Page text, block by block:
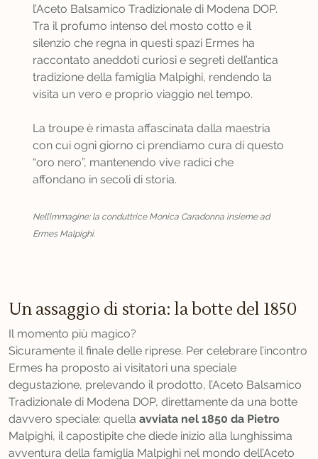
l’Aceto Balsamico Tradizionale di Modena DOP.
Tra il profumo intenso del mosto cotto e il
silenzio che regna in questi spazi Ermes ha
raccontato aneddoti curiosi e segreti dell’antica
tradizione della famiglia Malpighi, rendendo la
visita un vero e proprio viaggio nel tempo.
La troupe è rimasta affascinata dalla maestria
con cui ogni giorno ci prendiamo cura di questo
“oro nero”, mantenendo vive radici che
affondano in secoli di storia.
Nell’immagine: la conduttrice Monica Caradonna insieme ad
Ermes Malpighi.
Un assaggio di storia: la botte del 1850
Il momento più magico?
Sicuramente il finale delle riprese. Per celebrare l’incontro
Ermes ha proposto ai visitatori una speciale
degustazione, prelevando il prodotto, l’Aceto Balsamico
Tradizionale di Modena DOP, direttamente da una botte
davvero speciale: quella avviata nel 1850 da Pietro
Malpighi, il capostipite che diede inizio alla lunghissima
avventura della famiglia Malpighi nel mondo dell’Aceto